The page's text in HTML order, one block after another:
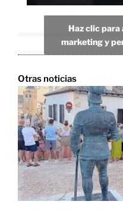
Haz clic
marketing y
Otras noticias